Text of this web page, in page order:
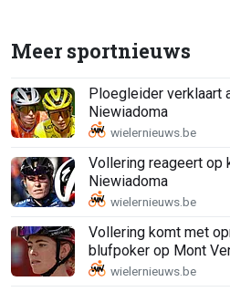
Meer sportnieuws
Ploegleider verklaart
Niewiadoma
Vollering reageert op
Niewiadoma
Vollering komt met
blufpoker op Mont